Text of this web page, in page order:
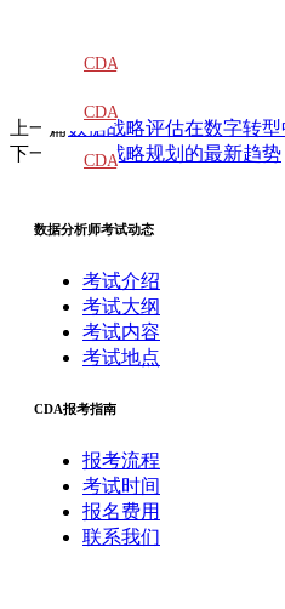
上一篇 数据战略评估在数字转型
下一篇
数据战略规划的最新趋势
数据分析师考试动态
考试介绍
考试大纲
考试内容
考试地点
CDA报考指南
报考流程
考试时间
报名费用
联系我们
CDA
教材
CDA
题库
CDA